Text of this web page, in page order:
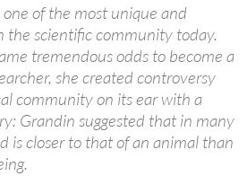
of the most unique and
the scientific community today.
tremendous odds to become a
she created controversy
community on its ear with a
Grandin suggested that in many
is closer to that of an animal than